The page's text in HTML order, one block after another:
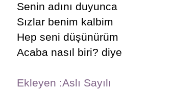
Senin adını duyunca
Sızlar benim kalbim
Hep seni düşünürüm
Acaba nasıl biri? diye
Ekleyen :Aslı Sayılı